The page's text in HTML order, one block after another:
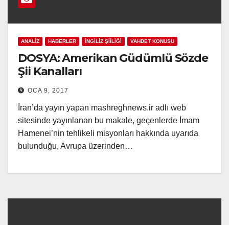
ANALIZ HABERLER İNGILIZ ŞIILIĞI VAHDET KONUSU
DOSYA: Amerikan Güdümlü Sözde
Şii Kanalları
OCA 9, 2017
İran’da yayın yapan mashreghnews.ir adlı web
sitesinde yayınlanan bu makale, geçenlerde İmam
Hamenei’nin tehlikeli misyonları hakkında uyarıda
bulunduğu, Avrupa üzerinden…